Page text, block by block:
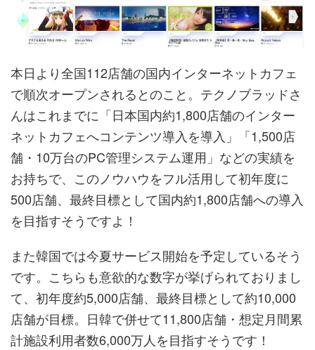
本日より全国112店舗の国内インターネットカフェ
で順次オープンされるとのこと。テクノブラッドさ
んはこれまでに「日本国内約1,800店舗のインター
ネットカフェへコンテンツ導入を導入」「1,500店
舗・10万台のPC管理システム運用」などの実績を
お持ちで、このノウハウをフル活用して初年度に
500店舗、最終目標として国内約1,800店舗への導入
を目指すそうですよ！
また韓国では今夏サービス開始を予定しているそう
です。こちらも意欲的な数字が挙げられておりまし
て、初年度約5,000店舗、最終目標として約10,000
店舗が目標。日韓で併せて11,800店舗・想定月間累
計施設利用者数6,000万人を目指すそうです！